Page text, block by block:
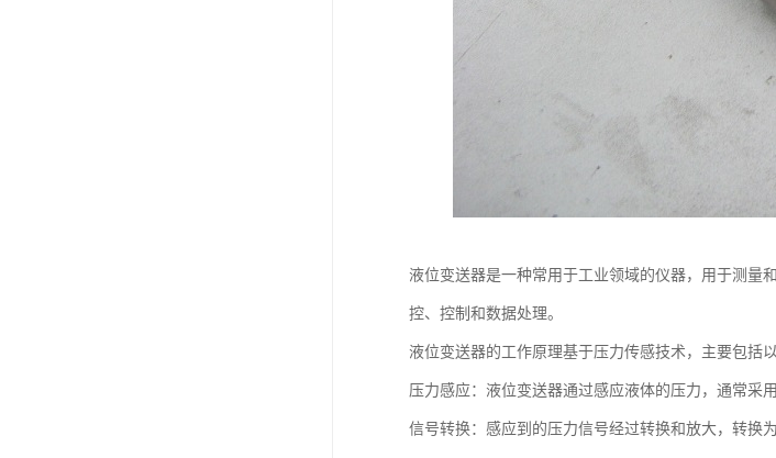
液位变送器是一种常用于工业领域的仪器，用于测量
控、控制和数据处理。
液位变送器的工作原理基于压力传感技术，主要包括
压力感应：液位变送器通过感应液体的压力，通常采
信号转换：感应到的压力信号经过转换和放大，转换